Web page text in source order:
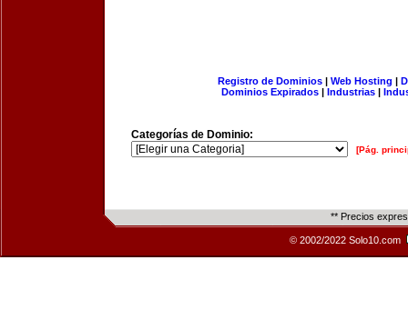
Registro de Dominios| Web Hosting |
Dominios Expirados | Industrias |
Categorías de Dominio:
[Pág.
** Precios
© 2002/2022 Solo10.com